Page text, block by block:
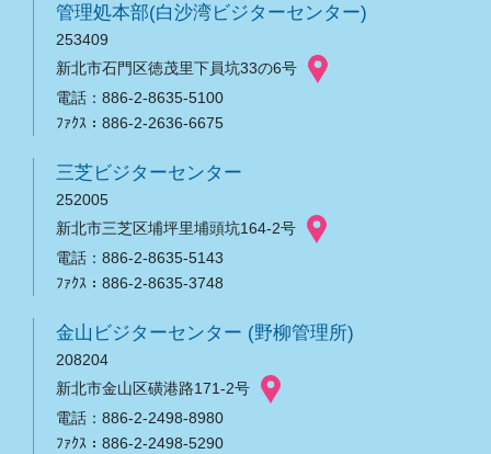
管理処本部(白沙湾ビジターセンター)
253409
新北市石門区徳茂里下員坑33の6号
電話：886-2-8635-5100
ﾌｧｸｽ：886-2-2636-6675
三芝ビジターセンター
252005
新北市三芝区埔坪里埔頭坑164-2号
電話：886-2-8635-5143
ﾌｧｸｽ：886-2-8635-3748
金山ビジターセンター (野柳管理所)
208204
新北市金山区磺港路171-2号
電話：886-2-2498-8980
ﾌｧｸｽ：886-2-2498-5290